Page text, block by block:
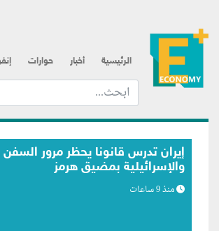
الرئيسية أخبار حوارات
ابحث عن... :
بلومبرج: اتصالات متكررة لترامب
الفيدرالي تعكس مساعي لبسط النفوذ
منذ 9 ساعات